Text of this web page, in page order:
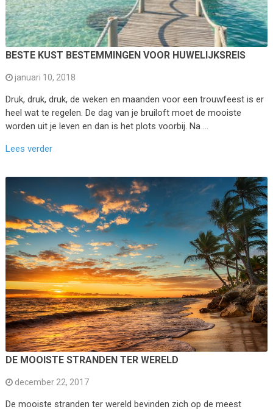
BESTE KUST BESTEMMINGEN VOOR HUWELIJKSREIS
januari 10, 2018
Druk, druk, druk, de weken en maanden voor een trouwfeest is er
heel wat te regelen. De dag van je bruiloft moet de mooiste
worden uit je leven en dan is het plots voorbij. Na …
Lees verder
DE MOOISTE STRANDEN TER WERELD
december 22, 2017
De mooiste stranden ter wereld bevinden zich op de meest